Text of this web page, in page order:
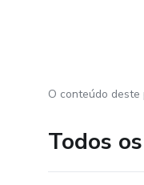
O conteúdo deste
Todos